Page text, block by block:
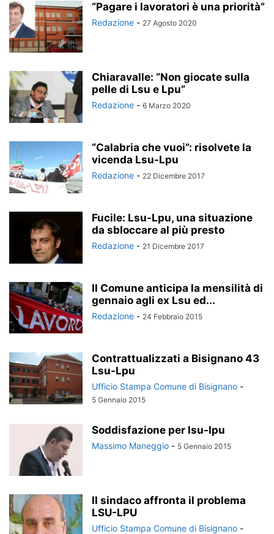
“Pagare i lavoratori è una priorità”
Redazione - 27 Agosto 2020
Chiaravalle: “Non giocate sulla
pelle di Lsu e Lpu”
Redazione - 6 Marzo 2020
“Calabria che vuoi”: risolvete la
vicenda Lsu-Lpu
Redazione - 22 Dicembre 2017
Fucile: Lsu-Lpu, una situazione
da sbloccare al più presto
Redazione - 21 Dicembre 2017
Il Comune anticipa la mensilità di
gennaio agli ex Lsu ed...
Redazione - 24 Febbraio 2015
Contrattualizzati a Bisignano 43
Lsu-Lpu
Ufficio Stampa Comune di Bisignano -
5 Gennaio 2015
Soddisfazione per lsu-lpu
Massimo Maneggio - 5 Gennaio 2015
Il sindaco affronta il problema
LSU-LPU
Ufficio Stampa Comune di Bisignano -